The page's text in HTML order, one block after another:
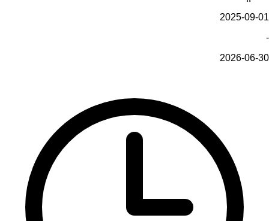
2025-09-01
-
2026-06-30